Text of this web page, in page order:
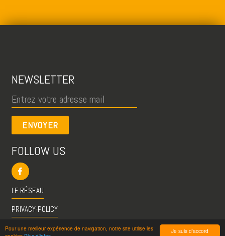
Je suis d'accord
Pour une meilleur expérience de navigation, notre site utilise les
NEWSLETTER
ENVOYER
FOLLOW US
LE RÉSEAU
PRIVACY-POLICY
CGU